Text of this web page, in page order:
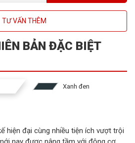
TƯ VẤN THÊM
BẢN ĐẶC BIỆT
Xanh đen
hiện đại cùng nhiều tiện ích vượt trội